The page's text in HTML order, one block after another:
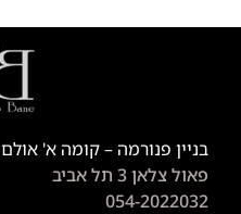
בניין פנורמה – קומה א' אולם 122
פאול צלאן 3 תל אביב
054-2022032